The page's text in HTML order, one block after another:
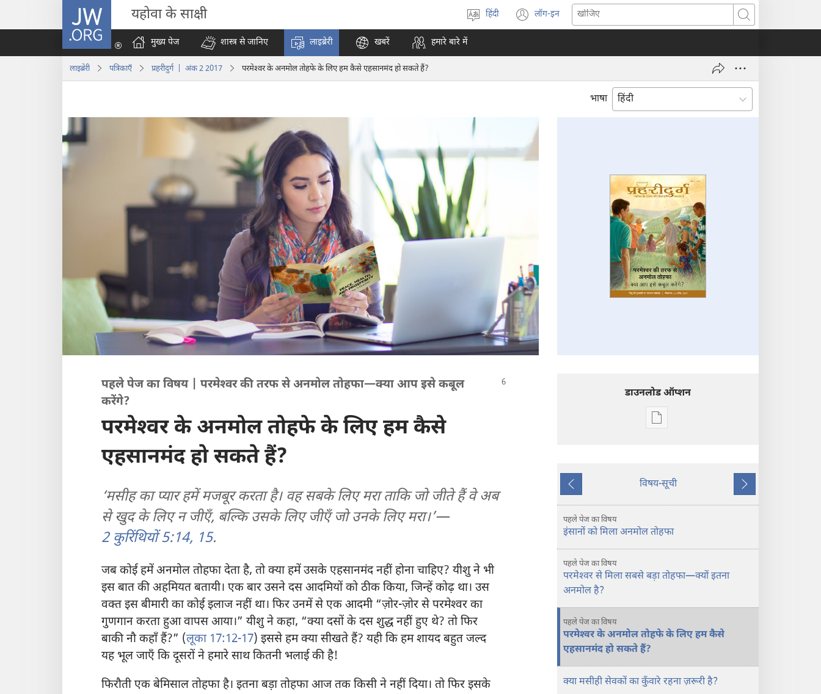
JW.ORG यहोवा के साक्षी
भाषा
चुनें
हिंदी लॉग-इन
(opens
new
खोजिए
मुख्य पेज शास्त्र से जानिए लाइब्रेरी खबरें हमारे बारे में
लाइब्रेरी पत्रिकाएँ प्रहरीदुर्ग | अंक 2 2017 परमेश्‍वर के अनमोल तोहफे के लिए हम कैसे एहसानमंद हो सकते हैं?
भाषा
पहले पेज का विषय | परमेश्‍वर की तरफ से अनमोल तोहफा—क्या आप इसे कबूल
करेंगे?
परमेश्‍वर के अनमोल तोहफे के लिए हम कैसे
एहसानमंद हो सकते हैं?
‘मसीह का प्यार हमें मजबूर करता है। वह सबके लिए मरा ताकि जो जीते हैं वे अब
से खुद के लिए न जीएँ, बल्कि उसके लिए जीएँ जो उनके लिए मरा।’—
2 कुरिंथियों 5:14, 15.
जब कोई हमें अनमोल तोहफा देता है, तो क्या हमें उसके एहसानमंद नहीं होना चाहिए? यीशु ने भी
इस बात की अहमियत बतायी। एक बार उसने दस आदमियों को ठीक किया, जिन्हें कोढ़ था। उस
वक्‍त इस बीमारी का कोई इलाज नहीं था। फिर उनमें से एक आदमी “ज़ोर-ज़ोर से परमेश्‍वर का
गुणगान करता हुआ वापस आया।” यीशु ने कहा, “क्या दसों के दस शुद्ध नहीं हुए थे? तो फिर
बाकी नौ कहाँ हैं?” (लूका 17:12-17) इससे हम क्या सीखते हैं? यही कि हम शायद बहुत जल्द
यह भूल जाएँ कि दूसरों ने हमारे साथ कितनी भलाई की है!
फिरौती एक बेमिसाल तोहफा है। इतना बड़ा तोहफा आज तक किसी ने नहीं दिया। तो फिर इसके
डाउनलोड ऑप्शन
डिजिटल
प्रहरीदुर्ग
तरफ
तोहफा
इसे
पिछला
विषय-सूची
अगला
पहले पेज का विषय
इंसानों को मिला अनमोल तोहफा
पहले पेज का विषय
परमेश्‍वर से मिला सबसे बड़ा तोहफा—क्यों इतना
अनमोल है?
पहले पेज का विषय
परमेश्‍वर के अनमोल तोहफे के लिए हम कैसे
एहसानमंद हो सकते हैं?
क्या मसीही सेवकों का कुँवारे रहना ज़रूरी है?